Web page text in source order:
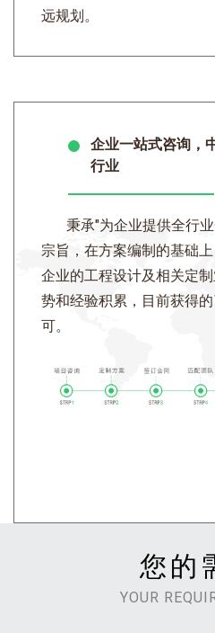
远规划。
企业一站式咨询，
行业
秉承"为企业提供全行业
宗旨，在方案编制的基础
企业的工程设计及相关定
势和经验积累，目前获得
可。
您的
YOUR